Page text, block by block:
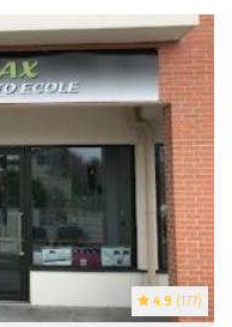
4.9 (177)